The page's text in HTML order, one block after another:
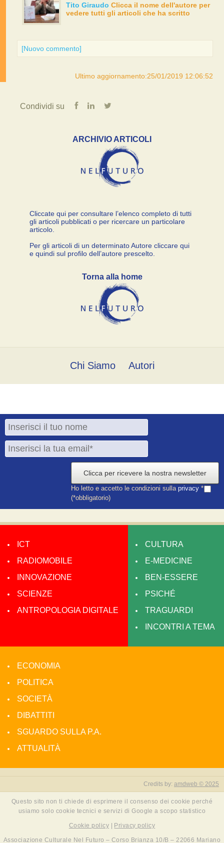
Tito Giraudo Clicca il nome dell'autore per
vedere tutti gli articoli che ha scritto
[Nuovo commento]
Ultimo aggiornamento:25/01/2019 12:06:52
Condividi su
ARCHIVIO ARTICOLI
Cliccate qui per consultare l’elenco completo di tutti
gli articoli pubblicati o per ricercare un particolare
articolo.
Per gli articoli di un determinato Autore cliccare qui
e quindi sul profilo dell’autore prescelto.
Torna alla home
Chi Siamo Autori
Clicca per ricevere la nostra newsletter
Ho letto e accetto le condizioni sulla privacy *
(*obbligatorio)
ICT
RADIOMOBILE
INNOVAZIONE
SCIENZE
ANTROPOLOGIA DIGITALE
CULTURA
E-MEDICINE
BEN-ESSERE
PSICHÉ
TRAGUARDI
INCONTRI A TEMA
ECONOMIA
POLITICA
SOCIETÀ
DIBATTITI
SGUARDO SULLA P.A.
ATTUALITÀ
Credits by: amdweb © 2025
Questo sito non ti chiede di esprimere il consenso dei cookie perché
usiamo solo cookie tecnici e servizi di Google a scopo statistico
Cookie policy | Privacy policy
Associazione Culturale Nel Futuro – Corso Brianza 10/B – 22066 Mariano